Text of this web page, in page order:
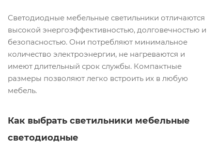
Светодиодные мебельные светильники отличаются
высокой энергоэффективностью, долговечностью и
безопасностью. Они потребляют минимальное
количество электроэнергии, не нагреваются и
имеют длительный срок службы. Компактные
размеры позволяют легко встроить их в любую
мебель.
Как выбрать светильники мебельные
светодиодные